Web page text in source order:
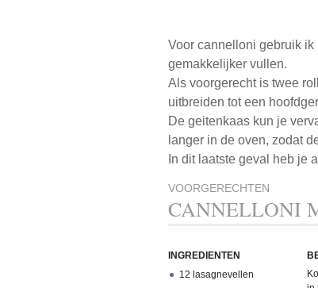
Voor cannelloni gebruik
gemakkelijker vullen.
Als voorgerecht is twee
uitbreiden tot een
De geitenkaas kun je
langer in de oven, zodat
In dit laatste geval heb je
VOORGERECHTEN
CANNELLONI
INGREDIENTEN
12 lasagnevellen